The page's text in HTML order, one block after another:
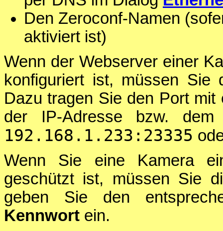
Den Zeroconf-Namen
aktiviert ist)
Wenn der Webserver einer
konfiguriert ist, müssen Sie
Dazu tragen Sie den Port
der IP-Adresse bzw.
192.168.1.233:23335
Wenn Sie eine Kamera
geschützt ist, müssen Sie
geben Sie den
Kennwort ein.